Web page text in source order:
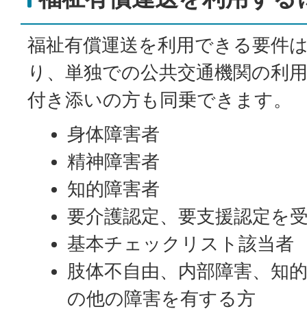
福祉有償運送を利用できる要件
り、単独での公共交通機関の利
付き添いの方も同乗できます。
身体障害者
精神障害者
知的障害者
要介護認定、要支援認定を
基本チェックリスト該当者
肢体不自由、内部障害、知
の他の障害を有する方